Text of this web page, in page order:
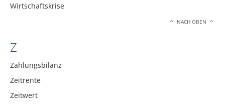
Wirtschaftskrise
NACH OBEN
Z
Zahlungsbilanz
Zeitrente
Zeitwert